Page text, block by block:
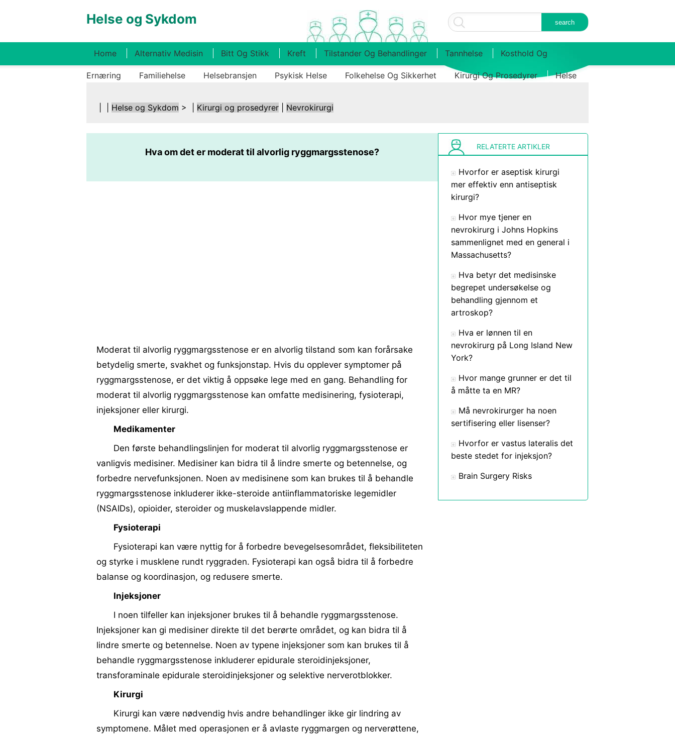
Helse og Sykdom
Home Alternativ Medisin Bitt Og Stikk Kreft Tilstander Og Behandlinger Tannhelse Kosthold Og
Ernæring Familiehelse Helsebransjen Psykisk Helse Folkehelse Og Sikkerhet Kirurgi Og Prosedyrer Helse
Helse og Sykdom > | Kirurgi og prosedyrer Nevrokirurgi
Hva om det er moderat til alvorlig ryggmargsstenose?
Moderat til alvorlig ryggmargsstenose er en alvorlig tilstand som kan forårsake
betydelig smerte, svakhet og funksjonstap. Hvis du opplever symptomer på
ryggmargsstenose, er det viktig å oppsøke lege med en gang. Behandling for
moderat til alvorlig ryggmargsstenose kan omfatte medisinering, fysioterapi,
injeksjoner eller kirurgi.
Medikamenter
Den første behandlingslinjen for moderat til alvorlig ryggmargsstenose er
vanligvis medisiner. Medisiner kan bidra til å lindre smerte og betennelse, og
forbedre nervefunksjonen. Noen av medisinene som kan brukes til å behandle
ryggmargsstenose inkluderer ikke-steroide antiinflammatoriske legemidler
(NSAIDs), opioider, steroider og muskelavslappende midler.
Fysioterapi
Fysioterapi kan være nyttig for å forbedre bevegelsesområdet, fleksibiliteten
og styrke i musklene rundt ryggraden. Fysioterapi kan også bidra til å forbedre
balanse og koordinasjon, og redusere smerte.
Injeksjoner
I noen tilfeller kan injeksjoner brukes til å behandle ryggmargsstenose.
Injeksjoner kan gi medisiner direkte til det berørte området, og kan bidra til å
lindre smerte og betennelse. Noen av typene injeksjoner som kan brukes til å
behandle ryggmargsstenose inkluderer epidurale steroidinjeksjoner,
transforaminale epidurale steroidinjeksjoner og selektive nerverotblokker.
Kirurgi
Kirurgi kan være nødvendig hvis andre behandlinger ikke gir lindring av
symptomene. Målet med operasjonen er å avlaste ryggmargen og nerverøttene,
RELATERTE ARTIKLER
Hvorfor er aseptisk kirurgi
mer effektiv enn antiseptisk
kirurgi?
Hvor mye tjener en
nevrokirurg i Johns Hopkins
sammenlignet med en general i
Massachusetts?
Hva betyr det medisinske
begrepet undersøkelse og
behandling gjennom et
artroskop?
Hva er lønnen til en
nevrokirurg på Long Island New
York?
Hvor mange grunner er det til
å måtte ta en MR?
Må nevrokirurger ha noen
sertifisering eller lisenser?
Hvorfor er vastus lateralis det
beste stedet for injeksjon?
Brain Surgery Risks